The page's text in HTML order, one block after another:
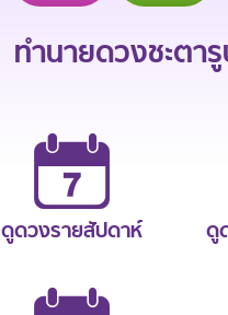
ทำนายดวงชะตา
ดูดวงรายสัปดาห์ ดู